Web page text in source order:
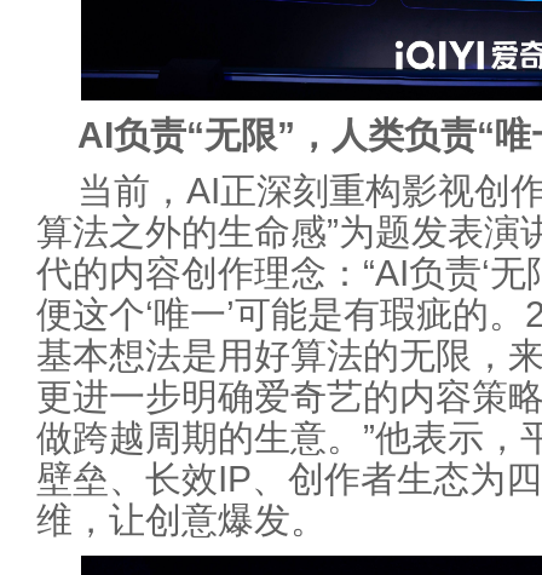
AI负责“无限”，人类负责“唯
当前，AI正深刻重构影视创
算法之外的生命感”为题发表演
代的内容创作理念：“AI负责‘无
便这个‘唯一’可能是有瑕疵的
基本想法是用好算法的无限，
更进一步明确爱奇艺的内容策
做跨越周期的生意。”他表示，
壁垒、长效IP、创作者生态为
维，让创意爆发。